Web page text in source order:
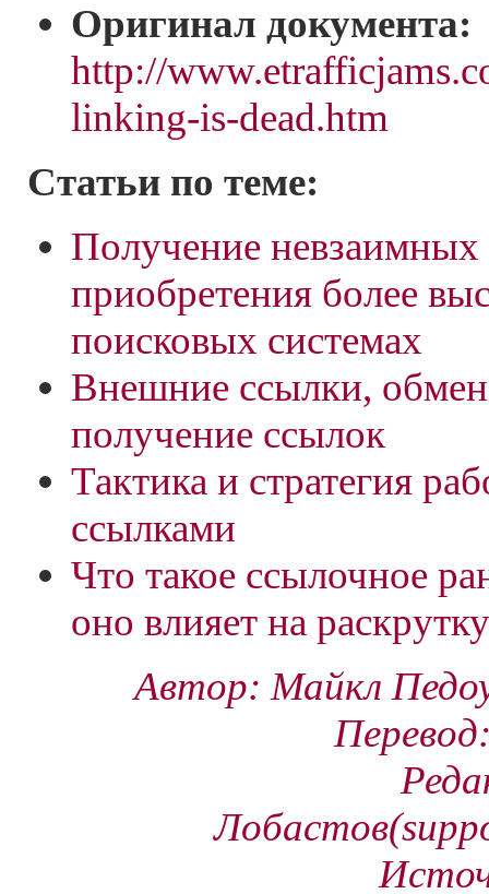
Оригинал документа:
http://
linking-is-dead.htm
Статьи по теме:
Получение невзаимных
приобретения более
поисковых системах
Внешние ссылки,
получение ссылок
Тактика и стратегия
ссылками
Что такое ссылочное
оно влияет на
Автор: Майкл